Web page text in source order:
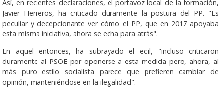
Así, en recientes declaraciones, el portavoz local de la formación,
Javier Herreros, ha criticado duramente la postura del PP. "Es
peculiar y decepcionante ver cómo el PP, que en 2017 apoyaba
esta misma iniciativa, ahora se echa para atrás".
En aquel entonces, ha subrayado el edil, "incluso criticaron
duramente al PSOE por oponerse a esta medida pero, ahora, al
más puro estilo socialista parece que prefieren cambiar de
opinión, manteniéndose en la ilegalidad".